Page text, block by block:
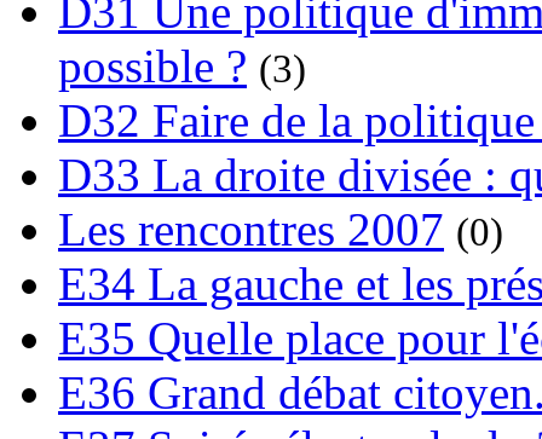
D31 Une politique
possible ? (3)
D32 Faire de la
D33 La droite divisée :
Les rencontres 2007 (0)
E34 La gauche et les
E35 Quelle place pour
E36 Grand débat